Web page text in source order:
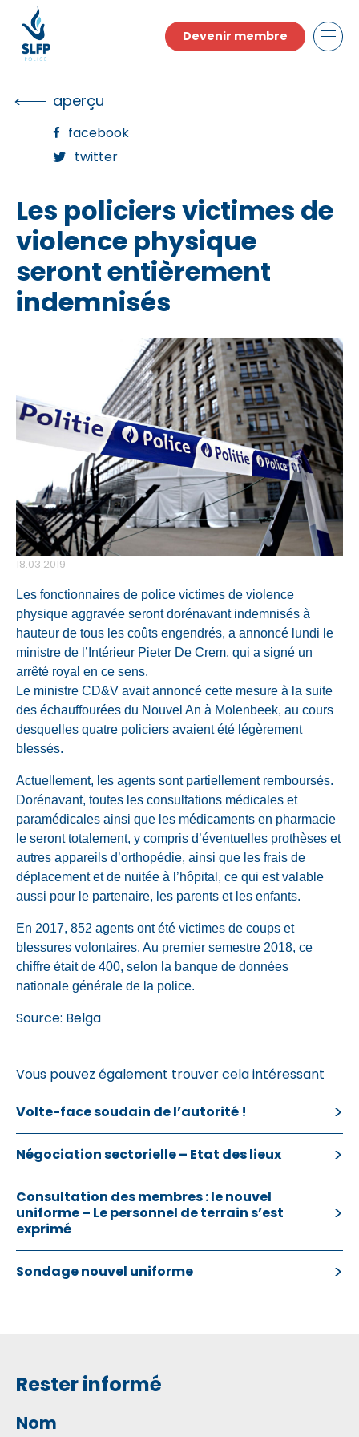
content
Devenir membre
aperçu
facebook
twitter
Les policiers victimes de
violence physique
seront entièrement
indemnisés
18.03.2019
Les fonctionnaires de police victimes de violence
physique aggravée seront dorénavant indemnisés à
hauteur de tous les coûts engendrés, a annoncé lundi le
ministre de l’Intérieur Pieter De Crem, qui a signé un
arrêté royal en ce sens.
Le ministre CD&V avait annoncé cette mesure à la suite
des échauffourées du Nouvel An à Molenbeek, au cours
desquelles quatre policiers avaient été légèrement
blessés.
Actuellement, les agents sont partiellement remboursés.
Dorénavant, toutes les consultations médicales et
paramédicales ainsi que les médicaments en pharmacie
le seront totalement, y compris d’éventuelles prothèses et
autres appareils d’orthopédie, ainsi que les frais de
déplacement et de nuitée à l’hôpital, ce qui est valable
aussi pour le partenaire, les parents et les enfants.
En 2017, 852 agents ont été victimes de coups et
blessures volontaires. Au premier semestre 2018, ce
chiffre était de 400, selon la banque de données
nationale générale de la police.
Source: Belga
Vous pouvez également trouver cela intéressant
Volte-face soudain de l’autorité !
Négociation sectorielle – Etat des lieux
Consultation des membres : le nouvel
uniforme – Le personnel de terrain s’est
exprimé
Sondage nouvel uniforme
Rester informé